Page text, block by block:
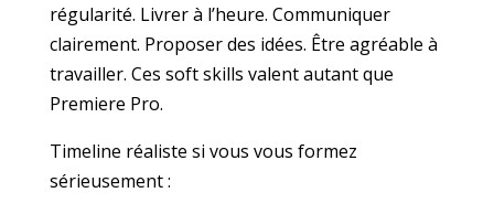
régularité. Livrer à l’heure. Communiquer
clairement. Proposer des idées. Être agréable à
travailler. Ces soft skills valent autant que
Premiere Pro.
Timeline réaliste si vous vous formez
sérieusement :